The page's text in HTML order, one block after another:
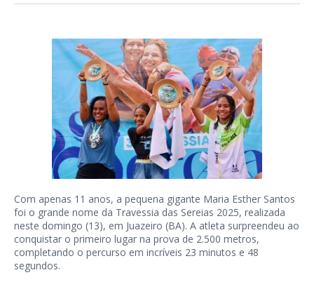
Com apenas 11 anos, a pequena gigante Maria Esther Santos
foi o grande nome da Travessia das Sereias 2025, realizada
neste domingo (13), em Juazeiro (BA). A atleta surpreendeu ao
conquistar o primeiro lugar na prova de 2.500 metros,
completando o percurso em incríveis 23 minutos e 48
segundos.